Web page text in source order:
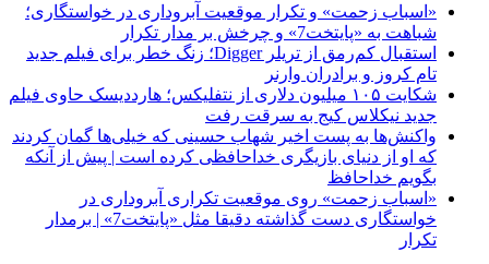
«اسباب زحمت» و تکرار موقعیت آبروداری در خواستگاری؛
شباهت به «پایتخت7» و چرخش بر مدار تکرار
استقبال کم‌رمق از تریلر Digger؛ زنگ خطر برای فیلم جدید
تام کروز و برادران وارنر
شکایت ۱۰۵ میلیون دلاری از نتفلیکس؛ هارددیسک حاوی فیلم
جدید نیکلاس کیج به سرقت رفت
واکنش‌ها به پست اخیر شهاب حسینی که خیلی‌ها گمان کردند
که او از دنیای بازیگری خداحافظی کرده است | پیش از آنکه
بگویم خداحافظ
«اسباب زحمت» روی موقعیت تکراری آبروداری در
خواستگاری دست گذاشته دقیقا مثل «پایتخت7» | برمدار
تکرار